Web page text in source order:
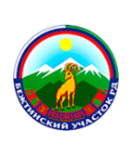
содержанию